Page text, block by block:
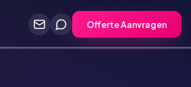
Offerte Aanvragen